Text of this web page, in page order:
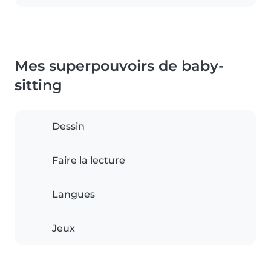
Mes superpouvoirs de baby-
sitting
Dessin
Faire la lecture
Langues
Jeux